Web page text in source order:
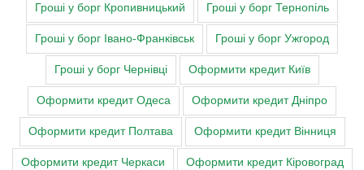
Гроші у борг Кропивницький Гроші у борг Тернопіль
Гроші у борг Івано-Франківськ Гроші у борг Ужгород
Гроші у борг Чернівці Оформити кредит Київ
Оформити кредит Одеса Оформити кредит Дніпро
Оформити кредит Полтава Оформити кредит Вінниця
Оформити кредит Черкаси Оформити кредит Кіровоград